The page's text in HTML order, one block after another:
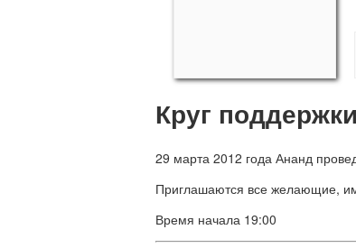
Круг
29 марта 2012 года Ананд
Приглашаются все желающие,
Время начала 19:00